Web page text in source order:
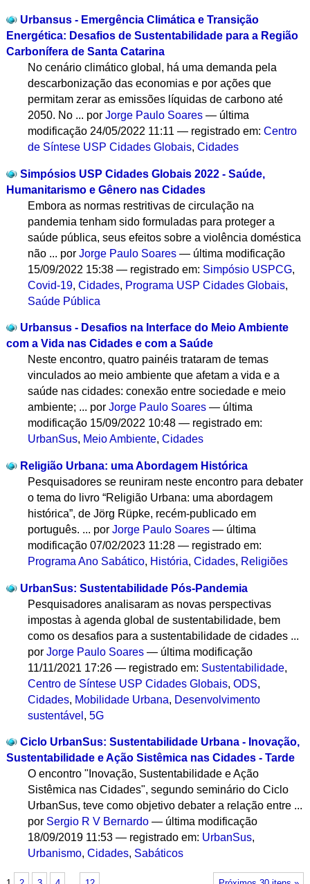
Urbansus - Emergência Climática e Transição
Energética: Desafios de Sustentabilidade para a Região
Carbonífera de Santa Catarina
No cenário climático global, há uma demanda pela
descarbonização das economias e por ações que
permitam zerar as emissões líquidas de carbono até
2050. No ... porJorge Paulo Soares — última
modificação 24/05/2022 11:11— registrado em:Centro
de Síntese USP Cidades Globais,Cidades
Simpósios USP Cidades Globais 2022 - Saúde,
Humanitarismo e Gênero nas Cidades
Embora as normas restritivas de circulação na
pandemia tenham sido formuladas para proteger a
saúde pública, seus efeitos sobre a violência doméstica
não ... porJorge Paulo Soares — última modificação
15/09/2022 15:38— registrado em: Simpósio USPCG,
Covid-19,Cidades, Programa USP Cidades Globais,
Saúde Pública
Urbansus - Desafios na Interface do Meio Ambiente
com a Vida nas Cidades e com a Saúde
Neste encontro, quatro painéis trataram de temas
vinculados ao meio ambiente que afetam a vida e a
saúde nas cidades: conexão entre sociedade e meio
ambiente; ... porJorge Paulo Soares — última
modificação 15/09/2022 10:48— registrado em:
UrbanSus, Meio Ambiente,Cidades
Religião Urbana: uma Abordagem Histórica
Pesquisadores se reuniram neste encontro para debater
o tema do livro “Religião Urbana: uma abordagem
histórica”, de Jörg Rüpke, recém-publicado em
português. ... porJorge Paulo Soares — última
modificação 07/02/2023 11:28— registrado em:
Programa Ano Sabático, História,Cidades, Religiões
UrbanSus: Sustentabilidade Pós-Pandemia
Pesquisadores analisaram as novas perspectivas
impostas à agenda global de sustentabilidade, bem
como os desafios para a sustentabilidade de cidades ...
porJorge Paulo Soares — última modificação
11/11/2021 17:26— registrado em: Sustentabilidade,
Centro de Síntese USP Cidades Globais,ODS,
Cidades, Mobilidade Urbana, Desenvolvimento
sustentável ,5G
Ciclo UrbanSus: Sustentabilidade Urbana - Inovação,
Sustentabilidade e Ação Sistêmica nas Cidades - Tarde
O encontro "Inovação, Sustentabilidade e Ação
Sistêmica nas Cidades", segundo seminário do Ciclo
UrbanSus, teve como objetivo debater a relação entre ...
por Sergio R V Bernardo — última modificação
18/09/2019 11:53— registrado em: UrbanSus,
Urbanismo,Cidades, Sabáticos